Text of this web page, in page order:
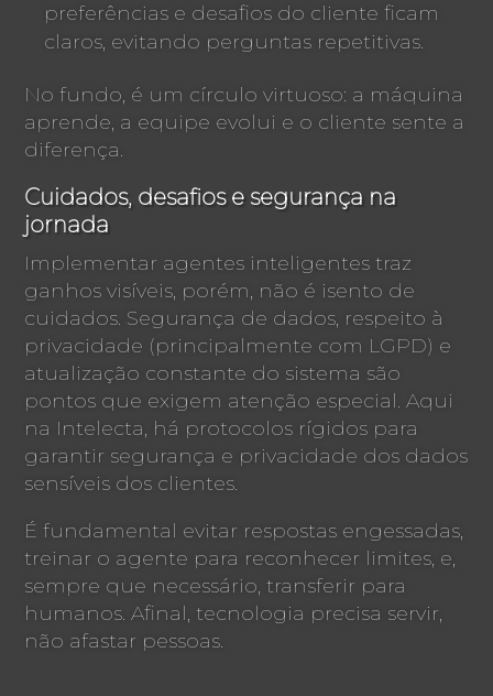
preferências e desafios do cliente ficam
claros, evitando perguntas repetitivas.
No fundo, é um círculo virtuoso: a máquina
aprende, a equipe evolui e o cliente sente a
diferença.
Cuidados, desafios e segurança na
jornada
Implementar agentes inteligentes traz
ganhos visíveis, porém, não é isento de
cuidados. Segurança de dados, respeito à
privacidade (principalmente com LGPD) e
atualização constante do sistema são
pontos que exigem atenção especial. Aqui
na Intelecta, há protocolos rígidos para
garantir segurança e privacidade dos dados
sensíveis dos clientes.
É fundamental evitar respostas engessadas,
treinar o agente para reconhecer limites, e,
sempre que necessário, transferir para
humanos. Afinal, tecnologia precisa servir,
não afastar pessoas.